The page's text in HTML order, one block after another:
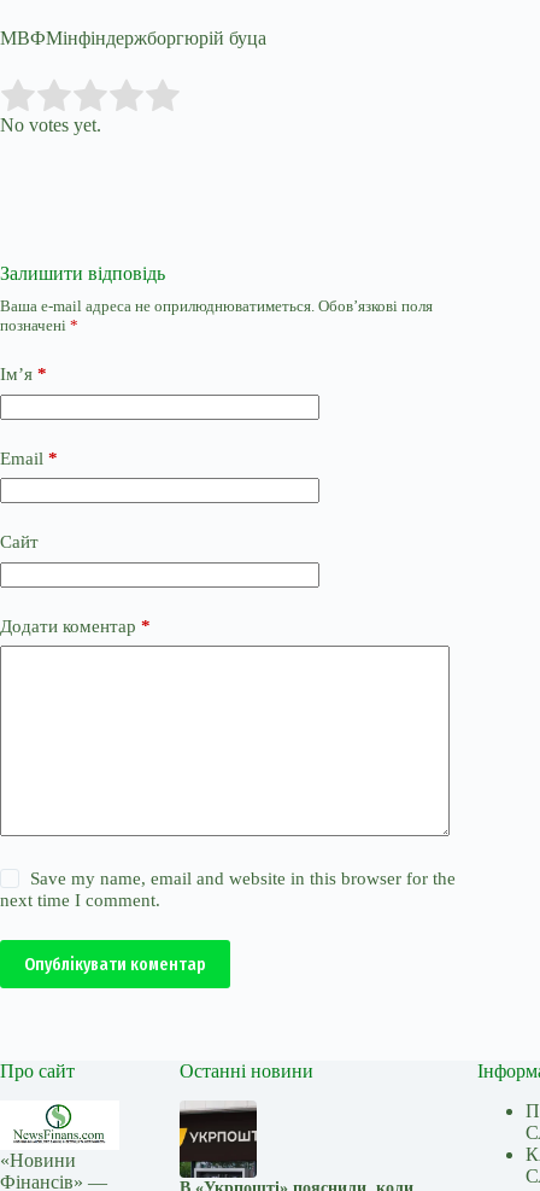
МВФМінфіндержборгюрій буца
Rate this item:
No votes yet.
Залишити відповідь
Ваша e-mail адреса не оприлюднюватиметься. Обов’язкові поля
позначені *
Ім’я *
Email *
Сайт
Додати коментар *
Save my name, email and website in this browser for the
next time I comment.
Опублікувати коментар
Про сайт
«Новини
Фінансів» —
Останні новини